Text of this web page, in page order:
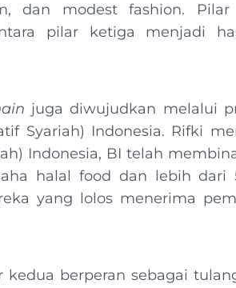
dan modest fashion.
pilar ketiga menjadi
juga diwujudkan melalui
Syariah) Indonesia. Rifki
Indonesia, BI telah
halal food dan lebih dari
yang lolos menerima
kedua berperan sebagai